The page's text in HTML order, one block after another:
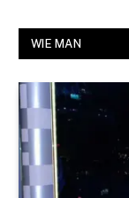
WIE MAN